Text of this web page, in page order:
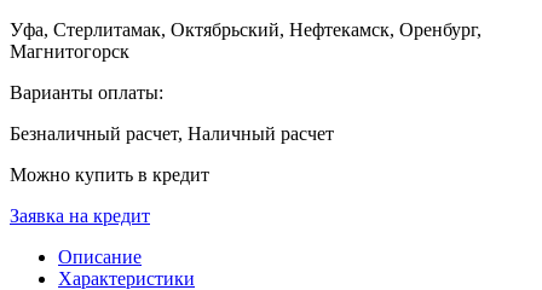
Уфа, Стерлитамак, Октябрьский, Нефтекамск, Оренбург,
Магнитогорск
Варианты оплаты:
Безналичный расчет, Наличный расчет
Можно купить в кредит
Заявка на кредит
Описание
Характеристики